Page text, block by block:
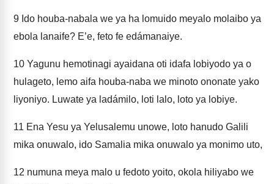
9 Ido houba-nabala we ya ha lomuido meyalo molaibo ya
ebola lanaife? E’e, feto fe edámanaiye.
10 Yagunu hemotinagi ayaidana oti idafa lobiyodo ya o
hulageto, lemo aifa houba-naba we minoto ononate yako
liyoniyo. Luwate ya ladámilo, loti lalo, loto ya lobiye.
11 Ena Yesu ya Yelusalemu unowe, loto hanudo Galili
mika onuwalo, ido Samalia mika onuwalo ya monimo uto,
12 numuna meya malo u fedoto yoito, okola hiliyabo we